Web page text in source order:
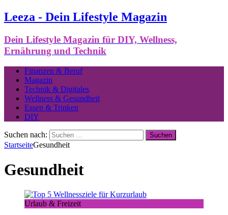
Leeza - Dein Lifestyle Magazin
Dein Lifestyle Magazin für DIY, Wellness,
Ernährung und Technik
Finanzen & Beruf
Magazin
Technik & Digitales
Wellness & Gesundheit
Essen & Trinken
DIY
Suchen nach:
StartseiteGesundheit
Gesundheit
Urlaub & Freizeit